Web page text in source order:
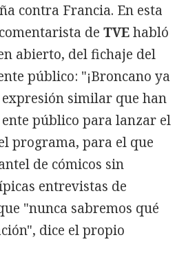
contra Francia. En esta
de TVEhabló
abierto, del fichaje del
público: "¡Broncano ya
expresión similar que han
público para lanzar el
programa, para el que
de cómicos sin
entrevistas de
"nunca sabremos qué
dice el propio